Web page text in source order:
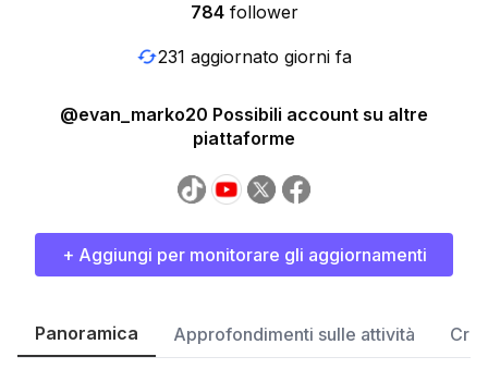
784 follower
231 aggiornato giorni fa
@evan_marko20 Possibili account su altre
piattaforme
+ Aggiungi per monitorare gli aggiornamenti
Panoramica Approfondimenti sulle attività